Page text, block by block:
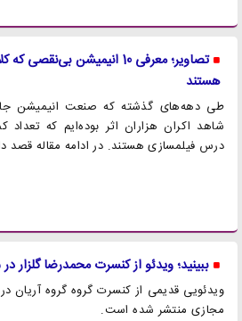
تصاویر؛ معرفی 10 انیمیشن
هستند
طی دهه‌های گذشته که صنعت انیمیشن
شاهد اکران هزاران اثر بوده‌ایم که
درس فیلمسازی هستند. در ادامه مقاله قصد
ببینید؛ ویدئو از کنسرت محمدرضا گلزار در 25 سال پیش
مجازی منتشر شده است.